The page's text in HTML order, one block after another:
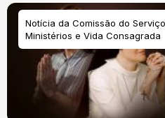
Notícia da Comissão do
Ministérios e Vida Consagrada